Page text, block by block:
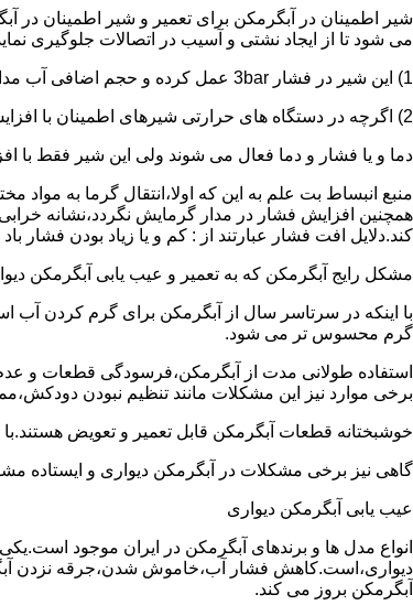
شیر اطمینان در آبگرمکن برای تعمیر و شیر اطمینان در
می شود تا از ایجاد نشتی و آسیب در اتصالات جلوگیری
1) این شیر در فشار 3bar عمل کرده و حجم اضافی آب مدار گرمایش را تخلیه می کند.
2) اگرچه در دستگاه های حرارتی شیرهای اطمینان با افزایش فشار،
دما و یا فشار و دما فعال می شوند ولی این شیر فقط با
منبع انبساط بت علم به این که اولا،انتقال گرما به
همچنین افزایش فشار در مدار گرمایش نگردد،نشانه
کند.دلایل افت فشار عبارتند از : کم و یا زیاد بودن فشار
مشکل رایج آبگرمکن که به تعمیر و عیب یابی آبگرمکن
با اینکه در سرتاسر سال از آبگرمکن برای گرم کردن آب
گرم محسوس تر می شود.
استفاده طولانی مدت از آبگرمکن،فرسودگی قطعات و
برخی موارد نیز این مشکلات مانند تنظیم نبودن
خوشبختانه قطعات آبگرمکن قابل تعمیر و تعویض
گاهی نیز برخی مشکلات در آبگرمکن دیواری و ایستاده
عیب یابی آبگرمکن دیواری
انواع مدل ها و برندهای آبگرمکن در ایران موجود
دیواری،است.کاهش فشار آب،خاموش شدن،جرقه نزدن
آبگرمکن بروز می کند.